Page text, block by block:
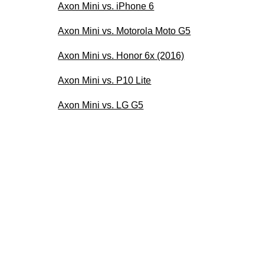
Axon Mini vs. iPhone 6
Axon Mini vs. Motorola Moto G5
Axon Mini vs. Honor 6x (2016)
Axon Mini vs. P10 Lite
Axon Mini vs. LG G5